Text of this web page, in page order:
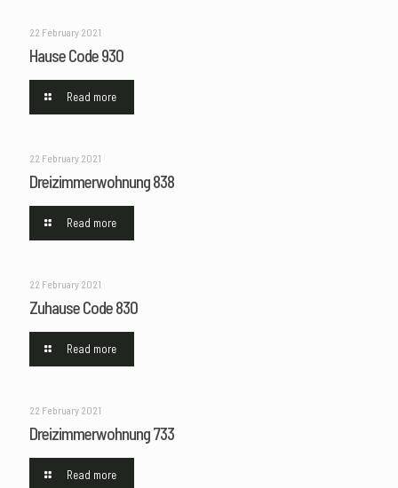
22 February 2021
Hause Code 930
Read more
22 February 2021
Dreizimmerwohnung 838
Read more
22 February 2021
Zuhause Code 830
Read more
22 February 2021
Dreizimmerwohnung 733
Read more